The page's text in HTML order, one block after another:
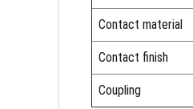
Contact material
Contact finish
Coupling